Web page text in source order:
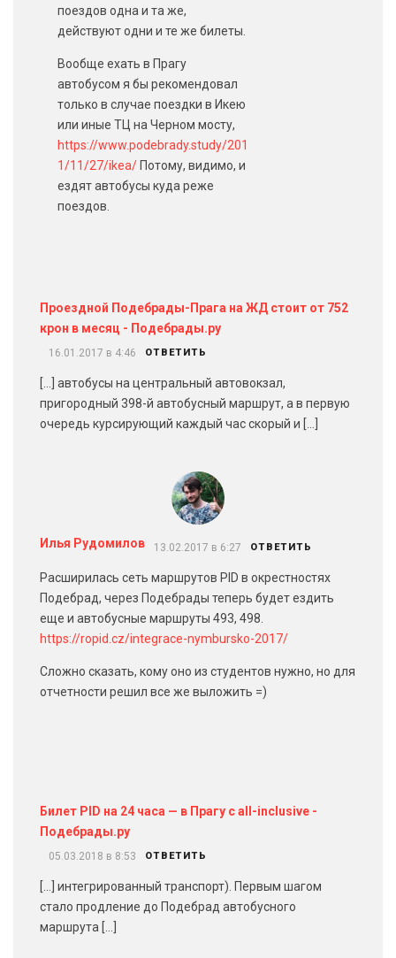
поездов одна и та же,
действуют одни и те же билеты.
Вообще ехать в Прагу
автобусом я бы рекомендовал
только в случае поездки в Икею
или иные ТЦ на Черном мосту,
https://www.podebrady.study/201
1/11/27/ikea/ Потому, видимо, и
ездят автобусы куда реже
поездов.
Проездной Подебрады-Прага на ЖД стоит от 752
крон в месяц - Подебрады.ру
16.01.2017 в 4:46 ОТВЕТИТЬ
[…] автобусы на центральный автовокзал,
пригородный 398-й автобусный маршрут, а в первую
очередь курсирующий каждый час скорый и […]
Илья Рудомилов 13.02.2017 в 6:27 ОТВЕТИТЬ
Расширилась сеть маршрутов PID в окрестностях
Подебрад, через Подебрады теперь будет ездить
еще и автобусные маршруты 493, 498.
https://ropid.cz/integrace-nymbursko-2017/
Сложно сказать, кому оно из студентов нужно, но для
отчетности решил все же выложить =)
Билет PID на 24 часа — в Прагу с all-inclusive -
Подебрады.ру
05.03.2018 в 8:53 ОТВЕТИТЬ
[…] интегрированный транспорт). Первым шагом
стало продление до Подебрад автобусного
маршрута […]